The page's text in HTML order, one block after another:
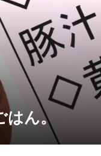
はん。